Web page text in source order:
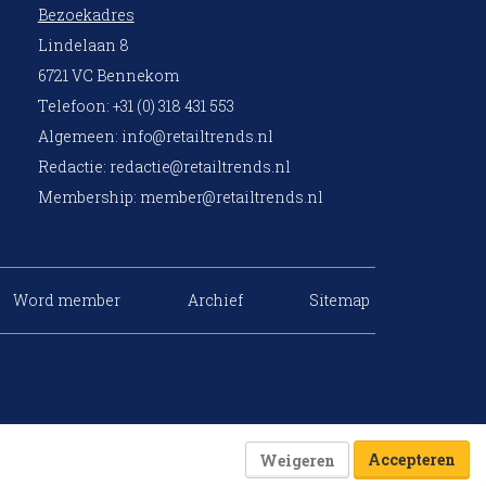
Bezoekadres
Lindelaan 8
6721 VC Bennekom
Telefoon: +31 (0) 318 431 553
Algemeen: info@retailtrends.nl
Redactie: redactie@retailtrends.nl
Membership: member@retailtrends.nl
Word member Archief Sitemap
Weigeren Accepteren